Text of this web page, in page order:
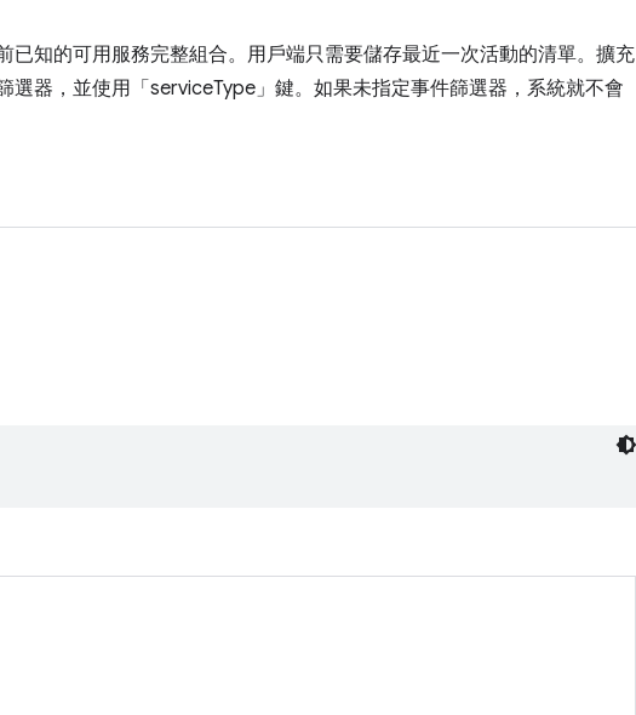
已知的可用服務完整組合。用戶端只需要儲存最近一次活動的清單。擴充
選器，並使用「serviceType」鍵。如果未指定事件篩選器，系統就不會